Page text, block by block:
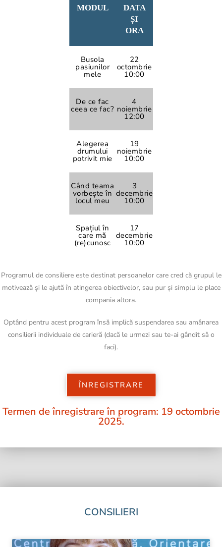
MODUL
DATA
ȘI
ORA
Busola
pasiunilor
mele
22
octombrie
10:00
De ce fac
ceea ce fac?
4
noiembrie
12:00
Alegerea
drumului
potrivit mie
19
noiembrie
10:00
Când teama
vorbește în
locul meu
⁠3
decembrie
10:00
Spațiul în
care mă
(re)cunosc
17
decembrie
10:00
Programul de consiliere este destinat persoanelor care cred că grupul le
motivează și le ajută în atingerea obiectivelor, sau pur și simplu le place
compania altora.
Optând pentru acest program însă implică suspendarea sau amânarea
consilierii individuale de carieră (dacă le urmezi sau te-ai gândit să o
faci).
ÎNREGISTRARE
Termen de înregistrare în program: 19 octombrie
2025.
CONSILIERI